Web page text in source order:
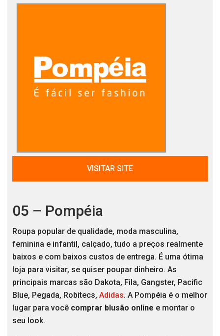
VISITAR SITE
05 – Pompéia
Roupa popular de qualidade, moda masculina,
feminina e infantil, calçado, tudo a preços realmente
baixos e com baixos custos de entrega. É uma ótima
loja para visitar, se quiser poupar dinheiro. As
principais marcas são Dakota, Fila, Gangster, Pacific
Blue, Pegada, Robitecs, Adidas. A Pompéia é o melhor
lugar para você comprar blusão online e montar o
seu look.